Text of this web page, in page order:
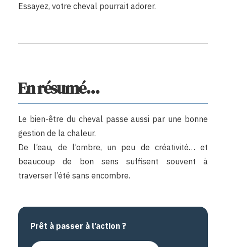
Essayez, votre cheval pourrait adorer.
En résumé…
Le bien-être du cheval passe aussi par une bonne
gestion de la chaleur.
De l’eau, de l’ombre, un peu de créativité… et
beaucoup de bon sens suffisent souvent à
traverser l’été sans encombre.
Prêt à passer à l’action ?